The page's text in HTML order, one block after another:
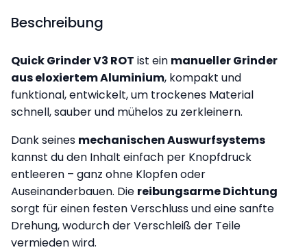
Beschreibung
Quick Grinder V3 ROT ist ein manueller Grinder
aus eloxiertem Aluminium, kompakt und
funktional, entwickelt, um trockenes Material
schnell, sauber und mühelos zu zerkleinern.
Dank seines mechanischen Auswurfsystems
kannst du den Inhalt einfach per Knopfdruck
entleeren – ganz ohne Klopfen oder
Auseinanderbauen. Die reibungsarme Dichtung
sorgt für einen festen Verschluss und eine sanfte
Drehung, wodurch der Verschleiß der Teile
vermieden wird.